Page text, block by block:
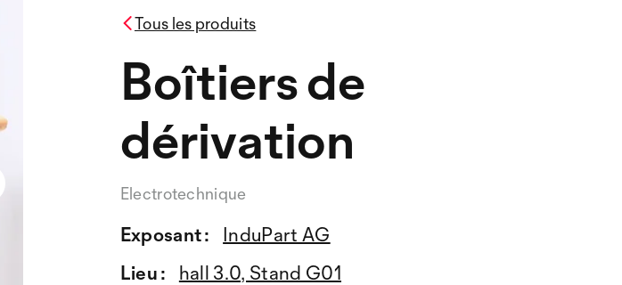
Tous les produits
Boîtiers de
dérivation
Electrotechnique
Exposant :
InduPart AG
Lieu :
hall 3.0, Stand G01